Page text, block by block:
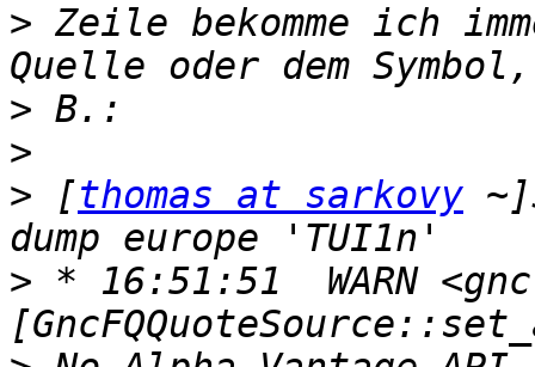
> Zeile bekomme ich
>
>
> [thomas at sarkovy
> * 16:51:51  WARN